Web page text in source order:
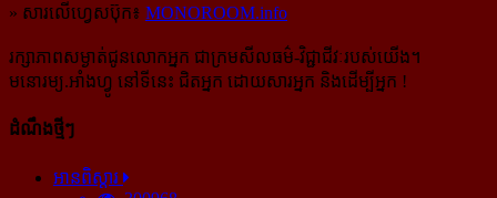
» សារលើហ្វេសប៊ុក៖ MONOROOM.info
រក្សាភាពសម្ងាត់ជូនលោកអ្នក ជាក្រមសីលធម៌-​វិជ្ជាជីវៈ​របស់យើង។
មនោរម្យ.អាំងហ្វូ នៅទីនេះ ជិតអ្នក ដោយសារអ្នក និងដើម្បីអ្នក !
ដំណឹងថ្មីៗ
អានពិស្ដារ